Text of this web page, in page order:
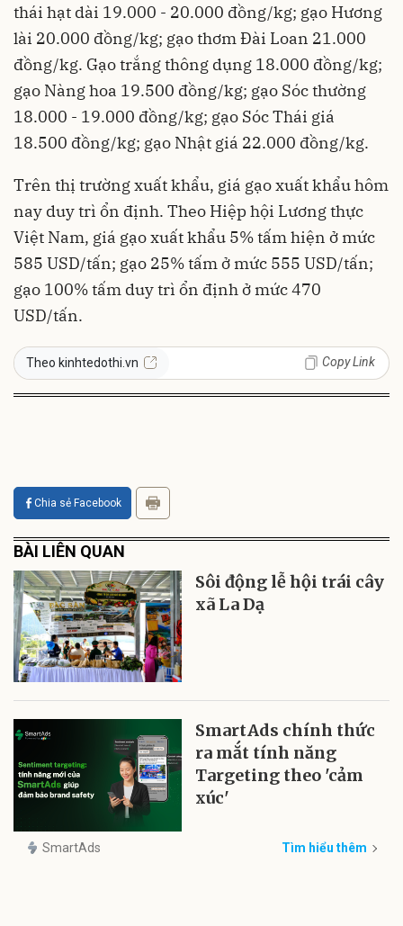
thái hạt dài 19.000 - 20.000 đồng/kg; gạo Hương
lài 20.000 đồng/kg; gạo thơm Đài Loan 21.000
đồng/kg. Gạo trắng thông dụng 18.000 đồng/kg;
gạo Nàng hoa 19.500 đồng/kg; gạo Sóc thường
18.000 - 19.000 đồng/kg; gạo Sóc Thái giá
18.500 đồng/kg; gạo Nhật giá 22.000 đồng/kg.
Trên thị trường xuất khẩu, giá gạo xuất khẩu hôm
nay duy trì ổn định. Theo Hiệp hội Lương thực
Việt Nam, giá gạo xuất khẩu 5% tấm hiện ở mức
585 USD/tấn; gạo 25% tấm ở mức 555 USD/tấn;
gạo 100% tấm duy trì ổn định ở mức 470
USD/tấn.
Theo kinhtedothi.vn Copy Link
Chia sẻ Facebook
BÀI LIÊN QUAN
Sôi động lễ hội trái cây
xã La Dạ
SmartAds chính thức
ra mắt tính năng
Targeting theo 'cảm
xúc'
SmartAds Tìm hiểu thêm